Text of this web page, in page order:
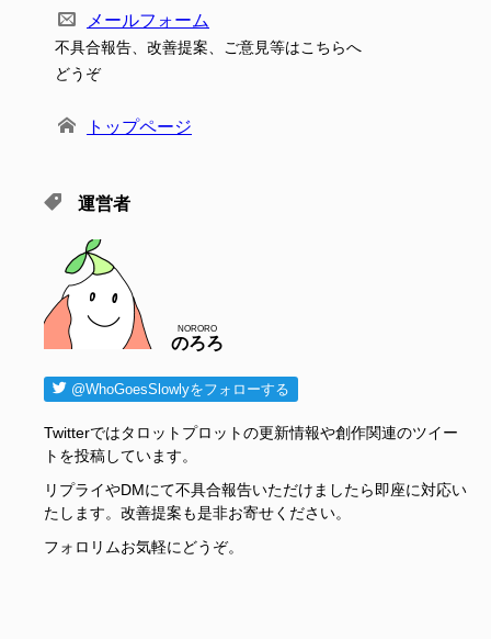
メールフォーム
不具合報告、改善提案、ご意見等はこちらへ
どうぞ
トップページ
運営者
のろろ
NORORO
@WhoGoesSlowlyをフォローする
Twitterではタロットプロットの更新情報や創作関連のツイー
トを投稿しています。
リプライやDMにて不具合報告いただけましたら即座に対応い
たします。改善提案も是非お寄せください。
フォロリムお気軽にどうぞ。